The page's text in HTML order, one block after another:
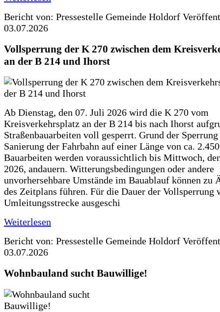
Bericht von: Pressestelle Gemeinde Holdorf
03.07.2026
Vollsperrung der K 270 zwischen dem
an der B 214 und Ihorst
Ab Dienstag, den 07. Juli 2026 wird die K 270 vom
Kreisverkehrsplatz an der B 214 bis nach Ihorst
Straßenbauarbeiten voll gesperrt. Grund der
Sanierung der Fahrbahn auf einer Länge von ca.
Bauarbeiten werden voraussichtlich bis Mittwoch,
2026, andauern. Witterungsbedingungen oder andere
unvorhersehbare Umstände im Bauablauf können zu
des Zeitplans führen. Für die Dauer der Vollsperrung
Umleitungsstrecke ausgeschi
Weiterlesen
Bericht von: Pressestelle Gemeinde Holdorf
03.07.2026
Wohnbauland sucht Bauwillige!